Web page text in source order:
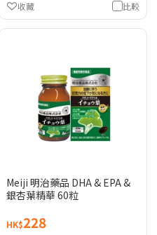
比較
收藏
Meiji 明治藥品 DHA & EPA &
銀杏葉精華 60粒
HK$228